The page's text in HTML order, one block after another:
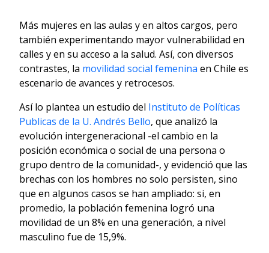
Más mujeres en las aulas y en altos cargos, pero
también experimentando mayor vulnerabilidad en
calles y en su acceso a la salud. Así, con diversos
contrastes, la movilidad social femenina en Chile es
escenario de avances y retrocesos.
Así lo plantea un estudio del Instituto de Políticas
Publicas de la U. Andrés Bello, que analizó la
evolución intergeneracional -el cambio en la
posición económica o social de una persona o
grupo dentro de la comunidad-, y evidenció que las
brechas con los hombres no solo persisten, sino
que en algunos casos se han ampliado: si, en
promedio, la población femenina logró una
movilidad de un 8% en una generación, a nivel
masculino fue de 15,9%.